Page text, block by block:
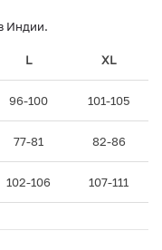
Индии.
L XL
96-100 101-105
77-81 82-86
102-106 107-111